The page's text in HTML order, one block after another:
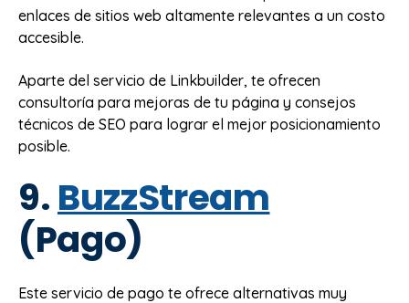
enlaces de sitios web altamente relevantes a un costo
accesible.
Aparte del servicio de Linkbuilder, te ofrecen
consultoría para mejoras de tu página y consejos
técnicos de SEO para lograr el mejor posicionamiento
posible.
9.BuzzStream
(Pago)
Este servicio de pago te ofrece alternativas muy